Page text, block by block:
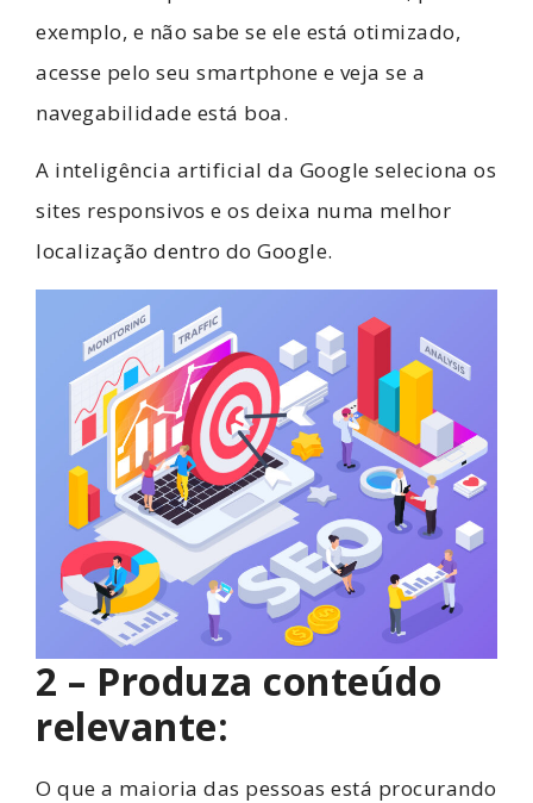
exemplo, e não sabe se ele está otimizado,
acesse pelo seu smartphone e veja se a
navegabilidade está boa.
A inteligência artificial da Google seleciona os
sites responsivos e os deixa numa melhor
localização dentro do Google.
2 – Produza conteúdo
relevante:
O que a maioria das pessoas está procurando